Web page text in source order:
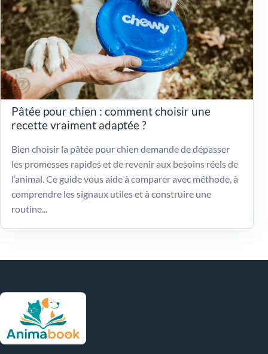
Pâtée pour chien : comment choisir une
recette vraiment adaptée ?
Bien choisir la pâtée pour chien demande de dépasser
les promesses rapides et de revenir aux besoins réels de
l’animal. Ce guide vous aide à comparer avec méthode, à
comprendre les signaux utiles et à construire une
routine...